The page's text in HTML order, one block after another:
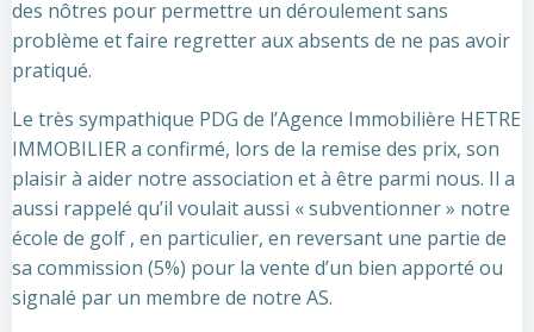
des nôtres pour permettre un déroulement sans
problème et faire regretter aux absents de ne pas avoir
pratiqué.
Le très sympathique PDG de l’Agence Immobilière HETRE
IMMOBILIER a confirmé, lors de la remise des prix, son
plaisir à aider notre association et à être parmi nous. Il a
aussi rappelé qu’il voulait aussi « subventionner » notre
école de golf , en particulier, en reversant une partie de
sa commission (5%) pour la vente d’un bien apporté ou
signalé par un membre de notre AS.